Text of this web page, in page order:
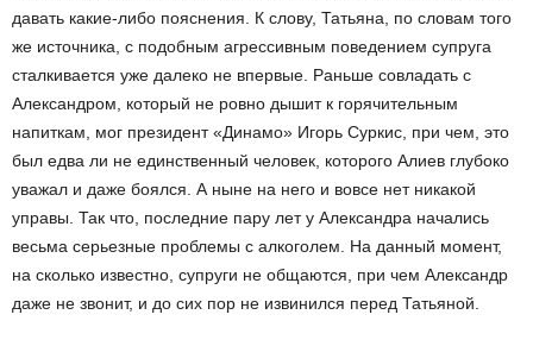
давать какие-либо пояснения. К слову, Татьяна, по словам того
же источника, с подобным агрессивным поведением супруга
сталкивается уже далеко не впервые. Раньше совладать с
Александром, который не ровно дышит к горячительным
напиткам, мог президент «Динамо» Игорь Суркис, при чем, это
был едва ли не единственный человек, которого Алиев глубоко
уважал и даже боялся. А ныне на него и вовсе нет никакой
управы. Так что, последние пару лет у Александра начались
весьма серьезные проблемы с алкоголем. На данный момент,
на сколько известно, супруги не общаются, при чем Александр
даже не звонит, и до сих пор не извинился перед Татьяной.